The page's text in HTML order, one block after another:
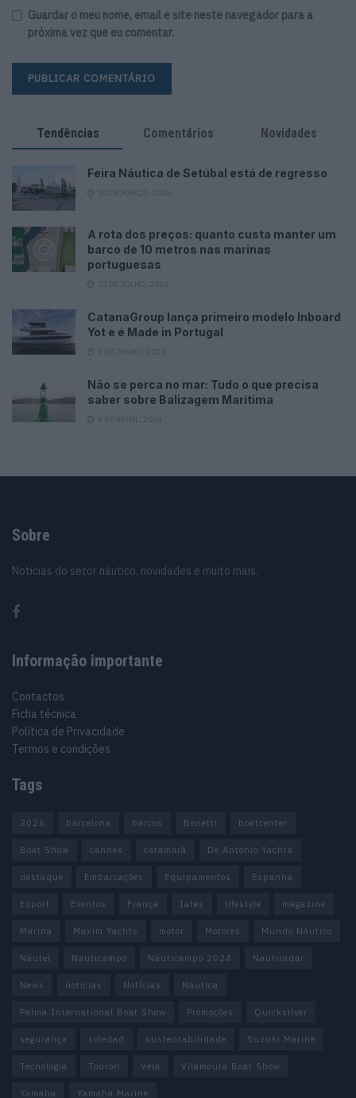
Guardar o meu nome, email e site neste navegador para a
próxima vez que eu comentar.
Tendências Comentários Novidades
Feira Náutica de Setúbal está de regresso
A rota dos preços: quanto custa manter um
barco de 10 metros nas marinas
portuguesas
CatanaGroup lança primeiro modelo Inboard
Yot e é Made in Portugal
Não se perca no mar: Tudo o que precisa
saber sobre Balizagem Marítima
Sobre
Noticias do setor náutico, novidades e muito mais.
Informação importante
Contactos
Ficha técnica
Política de Privacidade
Termos e condições
Tags
2026 barcelona barcos Benetti boatcenter
Boat Show cannes catamarã De Antonio Yachts
destaque Embarcações Equipamentos Espanha
Esport Eventos França Iates lifestyle magazine
Marina Maxim Yachts motor Motores Mundo Náutico
Nautel Nauticampo Nauticampo 2024 Nautiradar
News noticias Notícias Náutica
Palma International Boat Show Promoções Quicksilver
segurança soledad sustentabilidade Suzuki Marine
Tecnologia Touron Vela Vilamoura Boat Show
Yamaha Yamaha Marine